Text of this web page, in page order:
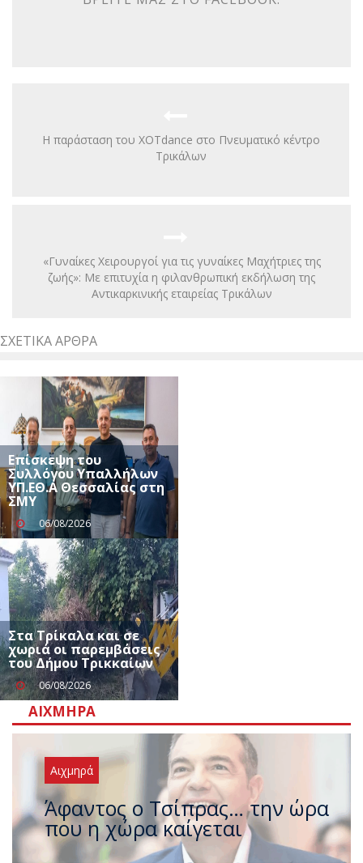
Η παράσταση του XOTdance στο Πνευματικό κέντρο
Tρικάλων
«Γυναίκες Χειρουργοί για τις γυναίκες Μαχήτριες της
ζωής»: Με επιτυχία η φιλανθρωπική εκδήλωση της
Αντικαρκινικής εταιρείας Τρικάλων
ΣΧΕΤΙΚΆ ΆΡΘΡΑ
Επίσκεψη του
Συλλόγου Υπαλλήλων
ΥΠ.ΕΘ.Α Θεσσαλίας στη
ΣΜΥ
06/08/2026
Στα Τρίκαλα και σε
χωριά οι παρεμβάσεις
του Δήμου Τρικκαίων
06/08/2026
ΑΙΧΜΗΡΆ
Αιχμηρά
Οικονόμου κατά Τσίπρα:
Πολεμάει το ΠΑΣΟΚ και κάνει
«πλάτες» στο Μητσοτάκη